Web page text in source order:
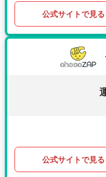
公式サイトで見る
公式サイトで見る